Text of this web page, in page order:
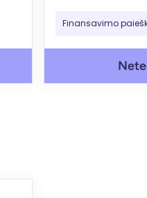
Finansavimo